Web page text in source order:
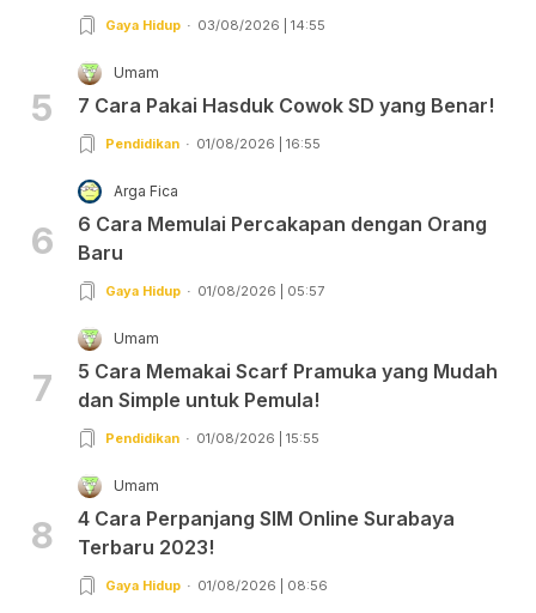
Gaya Hidup 03/08/2026 | 14:55
5
Umam
7 Cara Pakai Hasduk Cowok SD yang Benar!
Pendidikan 01/08/2026 | 16:55
6
Arga Fica
6 Cara Memulai Percakapan dengan Orang
Baru
Gaya Hidup 01/08/2026 | 05:57
7
Umam
5 Cara Memakai Scarf Pramuka yang Mudah
dan Simple untuk Pemula!
Pendidikan 01/08/2026 | 15:55
8
Umam
4 Cara Perpanjang SIM Online Surabaya
Terbaru 2023!
Gaya Hidup 01/08/2026 | 08:56